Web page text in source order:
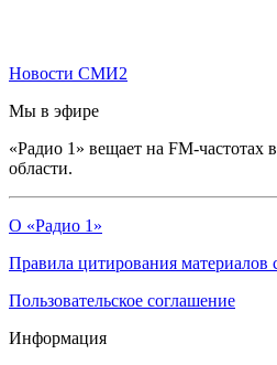
Новости СМИ2
Мы в эфире
«Радио 1» вещает на FM-частотах
области.
О «Радио 1»
Правила цитирования материалов
Пользовательское соглашение
Информация